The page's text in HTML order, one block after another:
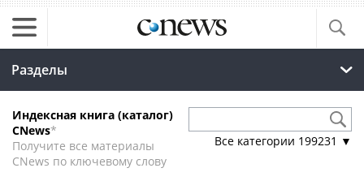
Разделы
Индексная книга (каталог)
CNews*
Получите все материалы
CNews по ключевому слову
Все категории 199231 ▼